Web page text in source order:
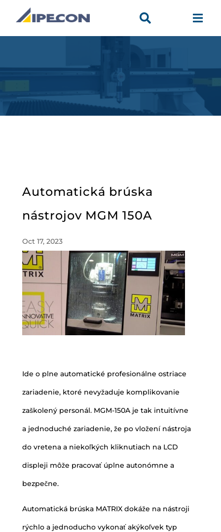
 
Automatická brúska
nástrojov MGM 150A
Oct 17, 2023
Ide o plne automatické profesionálne ostriace
zariadenie, ktoré nevyžaduje komplikovanie
zaškolený personál. MGM-150A je tak intuitívne
a jednoduché zariadenie, že po vložení nástroja
do vretena a niekoľkých kliknutiach na LCD
displeji môže pracovať úplne autonómne a
bezpečne.
Automatická brúska MATRIX dokáže na nástroji
rýchlo a jednoducho vykonať akýkoľvek typ